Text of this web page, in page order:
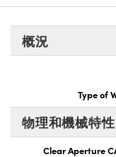
概況
Type of
物理和機械特性
Clear Aperture